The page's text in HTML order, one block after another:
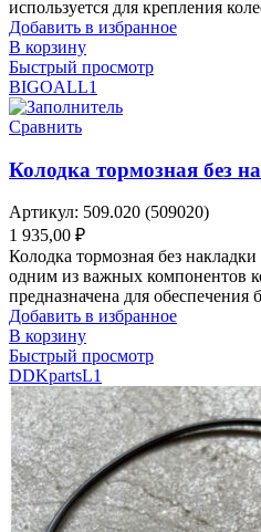
используется для крепления
Добавить в избранное
В корзину
Быстрый просмотр
BIGOALL1
Сравнить
Колодка тормозная без
Артикул: 509.020 (509020)
1 935,00 ₽
Колодка тормозная без
одним из важных компонентов
предназначена для обеспечения
Добавить в избранное
В корзину
Быстрый просмотр
DDKpartsL1